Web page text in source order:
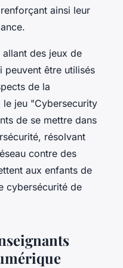
ainsi leur
des jeux de
peuvent être utilisés
de la
jeu "Cybersecurity
de se mettre dans
résolvant
contre des
aux enfants de
cybersécurité de